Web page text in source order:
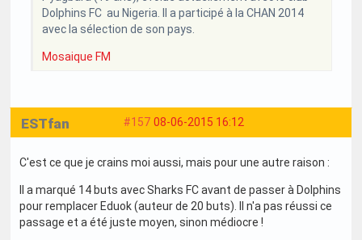
Dolphins FC au Nigeria. Il a participé à la CHAN 2014
avec la sélection de son pays.
Mosaique FM
#157 08-06-2015 16:12
ESTfan
C'est ce que je crains moi aussi, mais pour une autre raison :
Il a marqué 14 buts avec Sharks FC avant de passer à Dolphins
pour remplacer Eduok (auteur de 20 buts). Il n'a pas réussi ce
passage et a été juste moyen, sinon médiocre !